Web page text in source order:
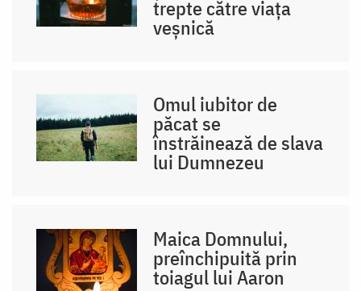
trepte către viața
veșnică
Omul iubitor de
păcat se
înstrăinează de slava
lui Dumnezeu
Maica Domnului,
preînchipuită prin
toiagul lui Aaron